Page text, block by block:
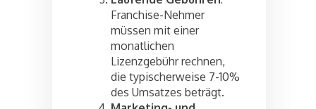
Franchise-Nehmer
müssen mit einer
monatlichen
Lizenzgebühr rechnen,
die typischerweise 7-10%
des Umsatzes beträgt.